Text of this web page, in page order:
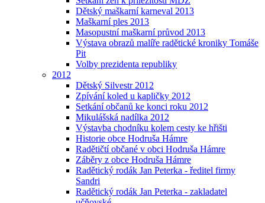
Dětský maškarní karneval 2013
Maškarní ples 2013
Masopustní maškarní průvod 2013
Výstava obrazů malíře radětické kroniky Tomáše
Pit
Volby prezidenta republiky
2012
Dětský Silvestr 2012
Zpívání koled u kapličky 2012
Setkání občanů ke konci roku 2012
Mikulášská nadílka 2012
Výstavba chodníku kolem cesty ke hřišti
Historie obce Hodruša Hámre
Radětičtí občané v obci Hodruša Hámre
Záběry z obce Hodruša Hámre
Radětický rodák Jan Peterka - ředitel firmy
Sandri
Radětický rodák Jan Peterka - zakladatel